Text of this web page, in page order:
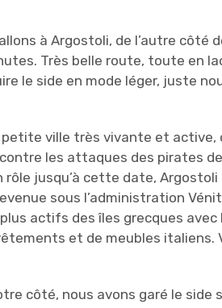
à Argostoli, de l’autre côté
Très belle route, toute en
le side en mode léger, juste
ville très vivante et active,
les attaques des pirates
rôle jusqu’à cette date,
sous l’administration
actifs des îles grecques
et de meubles italiens.
côté, nous avons garé le